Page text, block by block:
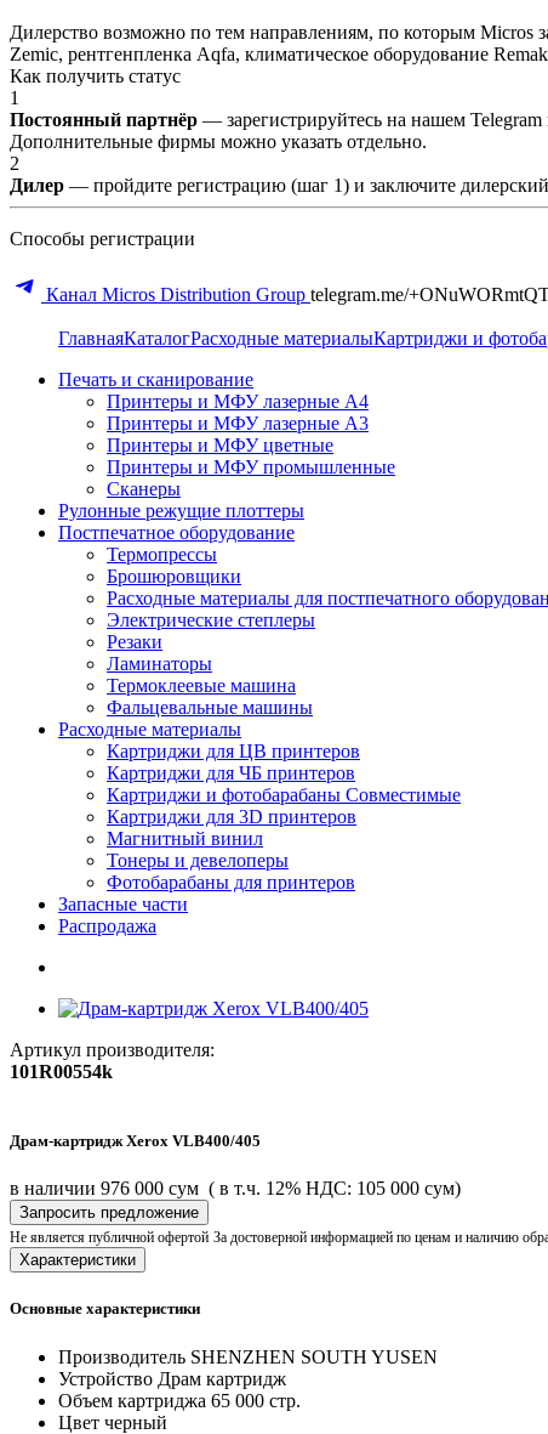
Дилерство возможно по тем направлениям, по которым Micros
Zemic, рентгенпленка Aqfa, климатическое оборудование
Как получить статус
1
Постоянный партнёр — зарегистрируйтесь на нашем Telegram
Дополнительные фирмы можно указать отдельно.
2
Дилер — пройдите регистрацию (шаг 1) и заключите
Способы регистрации
Канал Micros Distribution Group telegram.me/
ГлавнаяКаталогРасходные материалыКартриджи и
Печать и сканирование
Принтеры и МФУ лазерные А4
Принтеры и МФУ лазерные А3
Принтеры и МФУ цветные
Принтеры и МФУ промышленные
Сканеры
Рулонные режущие плоттеры
Постпечатное оборудование
Термопрессы
Брошюровщики
Расходные материалы для постпечатного
Электрические степлеры
Резаки
Ламинаторы
Термоклеевые машина
Фальцевальные машины
Расходные материалы
Картриджи для ЦВ принтеров
Картриджи для ЧБ принтеров
Картриджи и фотобарабаны Совместимые
Картриджи для 3D принтеров
Магнитный винил
Тонеры и девелоперы
Фотобарабаны для принтеров
Запасные части
Распродажа
Артикул производителя:
101R00554k
Драм-картридж Xerox VLB400/405
в наличии 976 000 сум ( в т.ч. 12% НДС: 105 000 сум)
Запросить предложение
Не является публичной офертой За достоверной информацией по ценам и наличию
Характеристики
Основные характеристики
Производитель SHENZHEN SOUTH YUSEN
Устройство Драм картридж
Объем картриджа 65 000 стр.
Цвет черный